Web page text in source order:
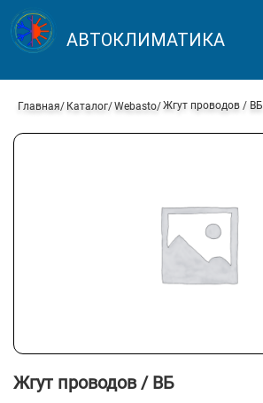
АВТОКЛИМАТИКА
Главная Каталог Webasto Жгут проводов / ВБ
Жгут проводов / ВБ